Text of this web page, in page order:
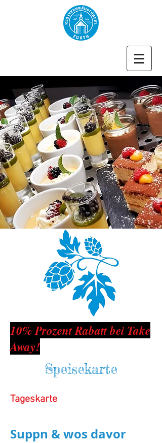
10% Prozent Rabatt bei Take
Away!
Speisekarte
Tageskarte
Suppn & wos davor